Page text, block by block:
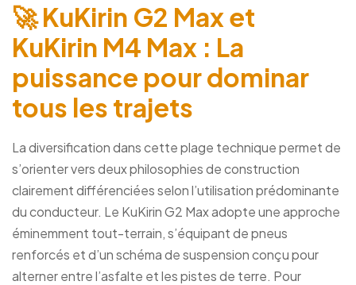
🚀 KuKirin G2 Max et
KuKirin M4 Max : La
puissance pour dominar
tous les trajets
La diversification dans cette plage technique permet de
s’orienter vers deux philosophies de construction
clairement différenciées selon l’utilisation prédominante
du conducteur. Le KuKirin G2 Max adopte une approche
éminemment tout-terrain, s’équipant de pneus
renforcés et d’un schéma de suspension conçu pour
alterner entre l’asfalte et les pistes de terre. Pour